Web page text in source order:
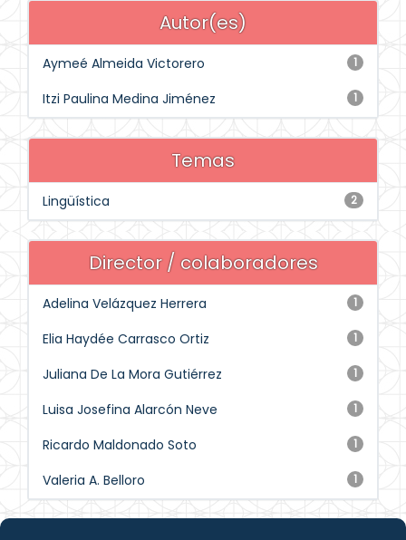
Autor(es)
1
Aymeé Almeida Victorero
1
Itzi Paulina Medina Jiménez
Temas
2
Lingüística
Director / colaboradores
1
Adelina Velázquez Herrera
1
Elia Haydée Carrasco Ortiz
1
Juliana De La Mora Gutiérrez
1
Luisa Josefina Alarcón Neve
1
Ricardo Maldonado Soto
1
Valeria A. Belloro